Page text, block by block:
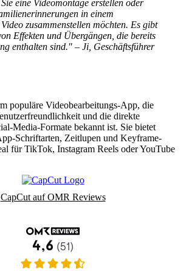
eine Videomontage erstellen oder
in einem
zusammenstellen möchten. Es gibt
Effekten und Übergängen, die bereits
enthalten sind." – Ji, Geschäftsführer
populäre Videobearbeitungs-App, die
und die direkte
Media-Formate bekannt ist. Sie bietet
Schriftarten, Zeitlupen und Keyframe-
für TikTok, Instagram Reels oder YouTube
CapCut auf OMR Reviews